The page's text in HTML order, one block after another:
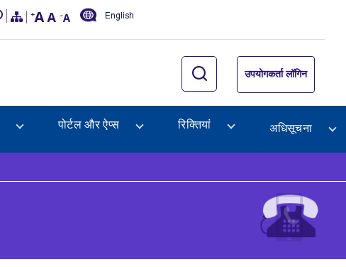
English
उपयोगकर्ता लॉगिन
पोर्टल और ऐप्स रिक्तियां अधिसूचना